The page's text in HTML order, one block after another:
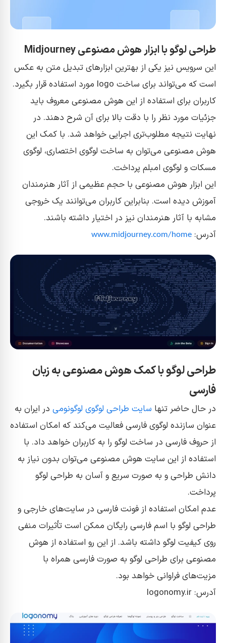
طراحی لوگو با ابزار هوش مصنوعی Midjourney
این سرویس نیز یکی از بهترین ابزار‌های تبدیل متن به عکس
است که می‌تواند برای ساخت logo مورد استفاده قرار بگیرد.
کاربران برای استفاده از این هوش مصنوعی معروف باید
جزئیات مورد نظر را با دقت بالا برای آن شرح دهند. در
نهایت نتیجه مطلوب‌تری اجرایی خواهد شد. با کمک این
هوش مصنوعی می‌توان به ساخت لوگوی اختصاری، لوگوی
مسکات و لوگوی امبلم پرداخت.
این ابزار هوش مصنوعی با حجم عظیمی از آثار هنرمندان
آموزش دیده است. بنابراین کاربران می‌توانند یک خروجی
مشابه با آثار هنرمندان نیز در اختیار داشته باشند.
آدرس: www.midjourney.com/home
طراحی لوگو با کمک هوش مصنوعی به زبان
فارسی
در حال حاضر تنها سایت طراحی لوگوی لوگونومی در ایران به
عنوان سازنده لوگوی فارسی فعالیت می‌کند که امکان استفاده
از حروف فارسی در ساخت لوگو را به کاربران خواهد داد. با
استفاده از این سایت هوش مصنوعی می‌توان بدون نیاز به
دانش طراحی و به صورت سریع و آسان به طراحی لوگو
پرداخت.
عدم امکان استفاده از فونت فارسی در سایت‌های خارجی و
طراحی لوگو با اسم فارسی رایگان ممکن است تأثیرات منفی
روی کیفیت لوگو داشته باشد. از این رو استفاده از هوش
مصنوعی برای طراحی لوگو به صورت فارسی همراه با
مزیت‌های فراوانی خواهد بود.
آدرس: logonomy.ir